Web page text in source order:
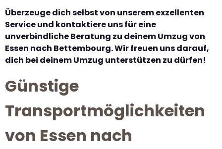
Überzeuge dich selbst von unserem exzellenten
Service und kontaktiere uns für eine
unverbindliche Beratung zu deinem Umzug von
Essen nach Bettembourg. Wir freuen uns darauf,
dich bei deinem Umzug unterstützen zu dürfen!
Günstige
Transportmöglichkeiten
von Essen nach